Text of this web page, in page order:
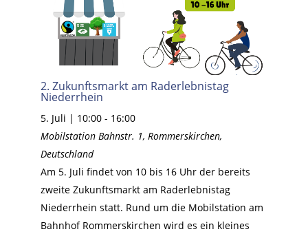
2. Zukunftsmarkt am Raderlebnistag
Niederrhein
5. Juli | 10:00- 16:00
Mobilstation Bahnstr. 1, Rommerskirchen,
Deutschland
Am 5. Juli findet von 10 bis 16 Uhr der bereits
zweite Zukunftsmarkt am Raderlebnistag
Niederrhein statt. Rund um die Mobilstation am
Bahnhof Rommerskirchen wird es ein kleines